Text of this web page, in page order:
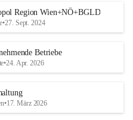
Region Wien+NÖ+BGLD
•27. Sept. 2024
Betriebe
•24. Apr. 2026
•17. März 2026